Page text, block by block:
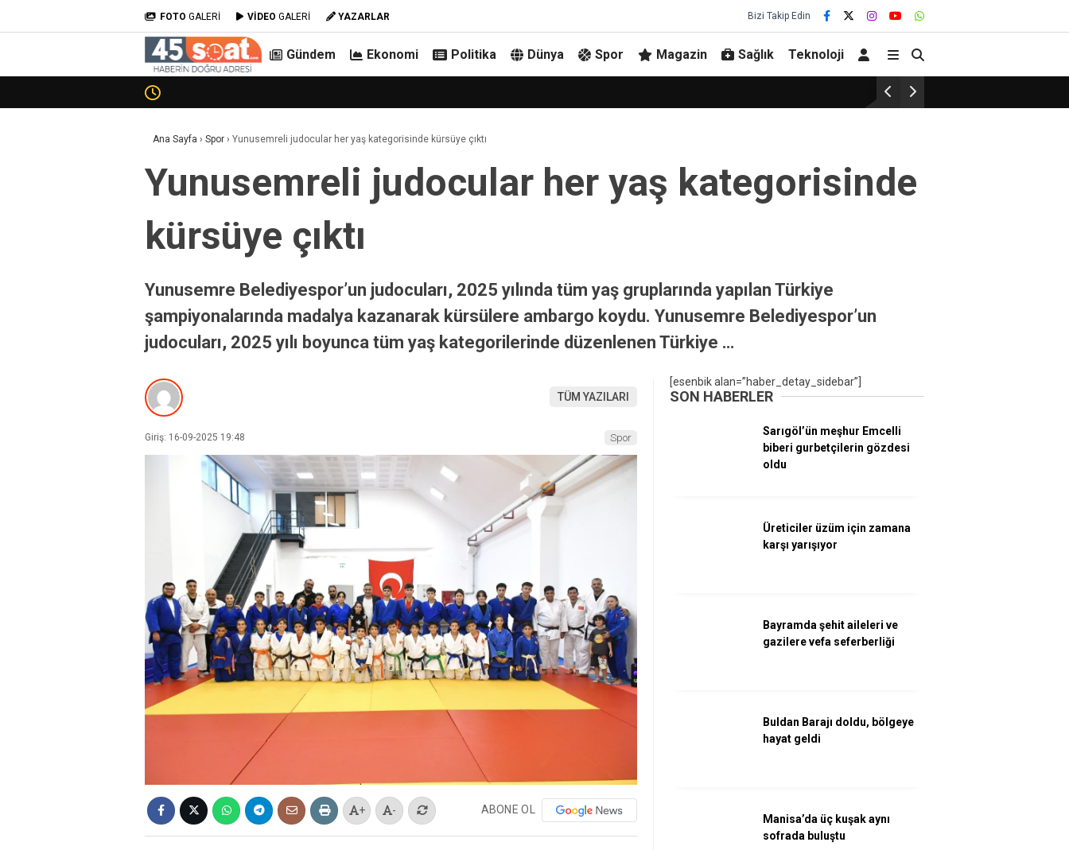
FOTO GALERİ VİDEO GALERİ YAZARLAR Bizi Takip Edin
Gündem Ekonomi Politika Dünya Spor Magazin Sağlık Teknoloji
Ana Sayfa › Spor › Yunusemreli judocular her yaş kategorisinde kürsüye çıktı
Yunusemreli judocular her yaş kategorisinde
kürsüye çıktı
Yunusemre Belediyespor’un judocuları, 2025 yılında tüm yaş gruplarında yapılan Türkiye
şampiyonalarında madalya kazanarak kürsülere ambargo koydu. Yunusemre Belediyespor’un
judocuları, 2025 yılı boyunca tüm yaş kategorilerinde düzenlenen Türkiye …
TÜM YAZILARI
Giriş: 16-09-2025 19:48 Spor
+ - ABONE OL
[esenbik alan=”haber_detay_sidebar”]
SON HABERLER
Sarıgöl’ün meşhur Emcelli
biberi gurbetçilerin gözdesi
oldu
Üreticiler üzüm için zamana
karşı yarışıyor
Bayramda şehit aileleri ve
gazilere vefa seferberliği
Buldan Barajı doldu, bölgeye
hayat geldi
Manisa’da üç kuşak aynı
sofrada buluştu